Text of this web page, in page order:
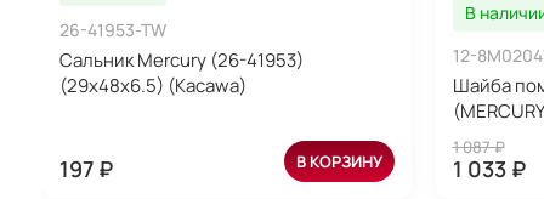
26-41953-TW
Сальник Mercury (26-41953)
(29x48x6.5) (Kacawa)
197 ₽ В КОРЗИНУ
В
12-
Шайба
1 087 ₽
1 033 ₽